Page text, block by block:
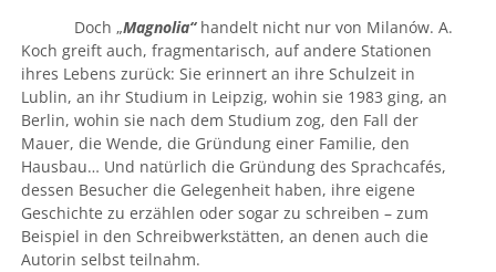
Doch „Magnolia“handelt nicht nur von Milanów. A.
Koch greift auch, fragmentarisch, auf andere Stationen
ihres Lebens zurück: Sie erinnert an ihre Schulzeit in
Lublin, an ihr Studium in Leipzig, wohin sie 1983 ging, an
Berlin, wohin sie nach dem Studium zog, den Fall der
Mauer, die Wende, die Gründung einer Familie, den
Hausbau… Und natürlich die Gründung des Sprachcafés,
dessen Besucher die Gelegenheit haben, ihre eigene
Geschichte zu erzählen oder sogar zu schreiben – zum
Beispiel in den Schreibwerkstätten, an denen auch die
Autorin selbst teilnahm.